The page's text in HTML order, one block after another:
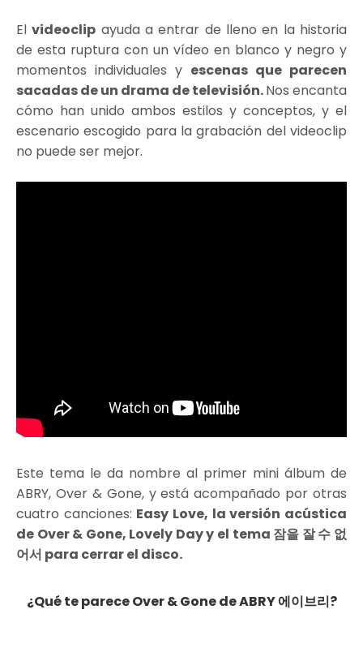
Elvideoclip ayuda a entrar de lleno en la historia
de esta ruptura con un vídeo en blanco y negro y
momentos individuales y escenas que parecen
sacadas de un drama de televisión.Nos encanta
cómo han unido ambos estilos y conceptos, y el
escenario escogido para la grabación del videoclip
no puede ser mejor.
Este tema le da nombre al primer mini álbum de
ABRY, Over & Gone, y está acompañado por otras
cuatro canciones: Easy Love, la versión acústica
de Over & Gone, Lovely Day y el tema 잠을 잘 수 없
어서 para cerrar el disco.
¿Qué te parece Over & Gone de ABRY 에이브리?